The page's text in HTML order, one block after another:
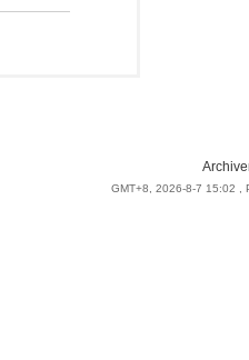
GMT+8, 2026-8-7 15:02 ,